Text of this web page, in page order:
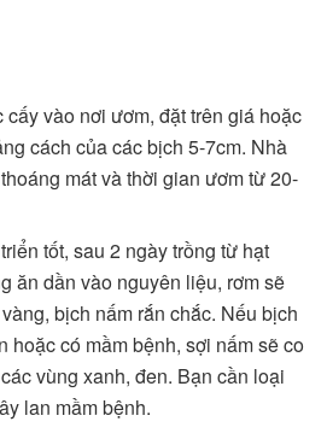
cấy vào nơi ươm, đặt trên giá hoặc
cách của các bịch 5-7cm. Nhà
mát và thời gian ươm từ 20-
tốt, sau 2 ngày trồng từ hạt
ăn dần vào nguyên liệu, rơm sẽ
bịch nấm rắn chắc. Nếu bịch
hoặc có mầm bệnh, sợi nấm sẽ co
vùng xanh, đen. Bạn cần loại
lan mầm bệnh.